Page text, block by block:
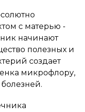
с матерью -
начинают
полезных и
создает
микрофлору,